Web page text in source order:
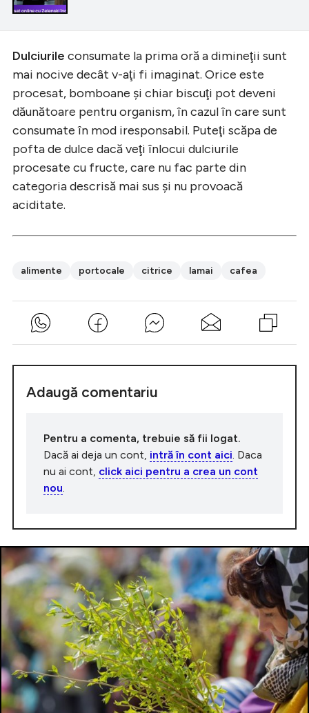
Dulciurile consumate la prima oră a dimineţii sunt
mai nocive decât v-aţi fi imaginat. Orice este
procesat, bomboane şi chiar biscuţi pot deveni
dăunătoare pentru organism, în cazul în care sunt
consumate în mod iresponsabil. Puteţi scăpa de
pofta de dulce dacă veţi înlocui dulciurile
procesate cu fructe, care nu fac parte din
categoria descrisă mai sus şi nu provoacă
aciditate.
alimente portocale citrice lamai cafea
Adaugă comentariu
Pentru a comenta, trebuie să fii logat.
Dacă ai deja un cont, intră în cont aici . Daca
nu ai cont, click aici pentru a crea un cont
nou